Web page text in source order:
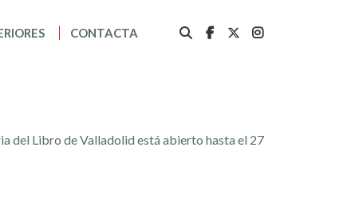
CONTACTA
del Libro de Valladolid está abierto hasta el 27